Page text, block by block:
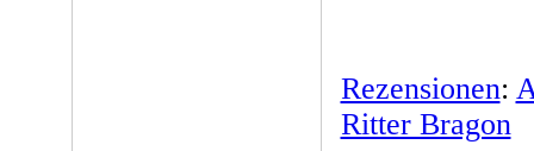
Rezensionen:
Ritter Bragon